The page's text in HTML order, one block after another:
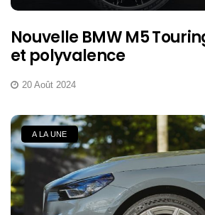
Nouvelle BMW M5
et polyvalence
20 Août 2024
A LA UNE